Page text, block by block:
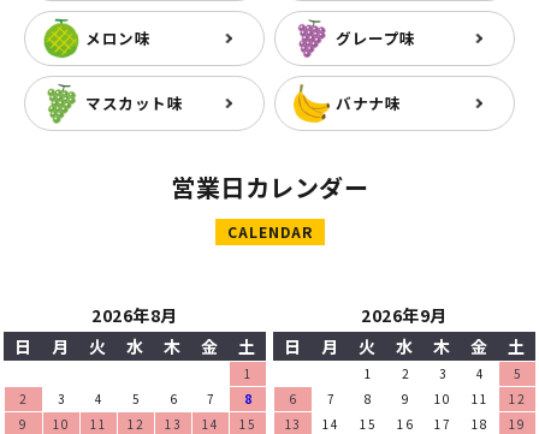
メロン味 グレープ味
マスカット味 バナナ味
営業日カレンダー
CALENDAR
2026年8月
日
月 火 水 木 金 土
1
2
3 4 5 6 7
8
9
10 11 12 13 14
15
2026年9月
日
月 火 水 木 金 土
1 2 3 4
5
6
7 8 9 10 11
12
13
14 15 16 17 18
19